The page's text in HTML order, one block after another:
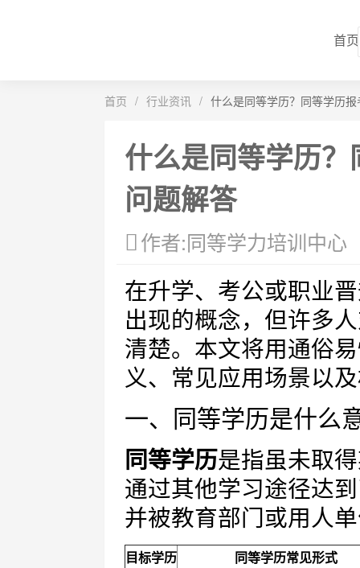
首页
首页 / 行业资讯 / 什么是同等学历？同等学历
什么是同等学历
问题解答
作者:同等学力培训中心
在升学、考公或职业
出现的概念，但许多
清楚。本文将用通俗
义、常见应用场景以
一、同等学历是什么
同等学历是指虽未取
通过其他学习途径达
并被教育部门或用人
目标学历
同等学历常见形式